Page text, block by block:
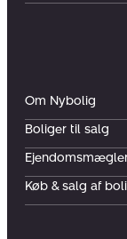
Om Nybolig
Boliger til salg
Køb & salg af